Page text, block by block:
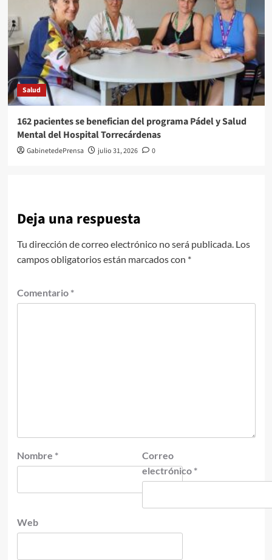
Salud
162 pacientes se benefician del programa Pádel y Salud
Mental del Hospital Torrecárdenas
GabinetedePrensa julio 31, 2026 0
Deja una respuesta
Tu dirección de correo electrónico no será publicada. Los
campos obligatorios están marcados con *
Comentario *
Nombre *
Correo
electrónico *
Web